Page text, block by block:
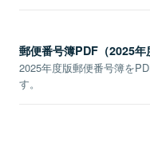
郵便番号簿PDF（2025年
2025年度版郵便番号簿を
す。